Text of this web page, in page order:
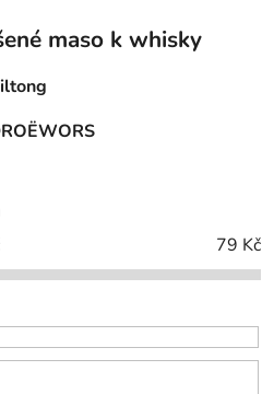
maso k whisky
79 Kč